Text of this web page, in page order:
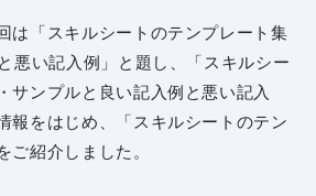
は「スキルシートのテンプレート集
悪い記入例」と題し、「スキルシー
サンプルと良い記入例と悪い記入
報をはじめ、「スキルシートのテン
ご紹介しました。